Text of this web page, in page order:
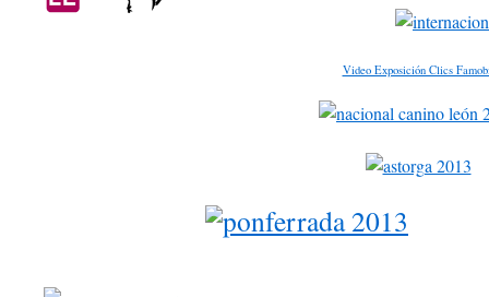
Video Exposición Clics